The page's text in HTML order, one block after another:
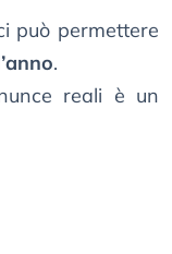
può permettere
.
reali è un